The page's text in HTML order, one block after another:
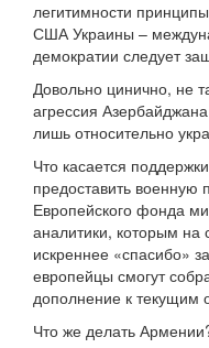
легитимности
США Украины –
демократии следует
Довольно цинично, не
агрессия
лишь относительно
Что касается
предоставить
Европейского фонда
аналитики, которым на
искреннее «спасибо»
европейцы смогут
дополнение к текущим
Что же делать